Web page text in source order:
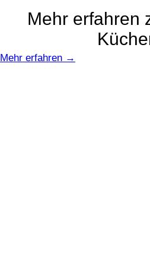
Mehr erfahren
Mehr erfahren →